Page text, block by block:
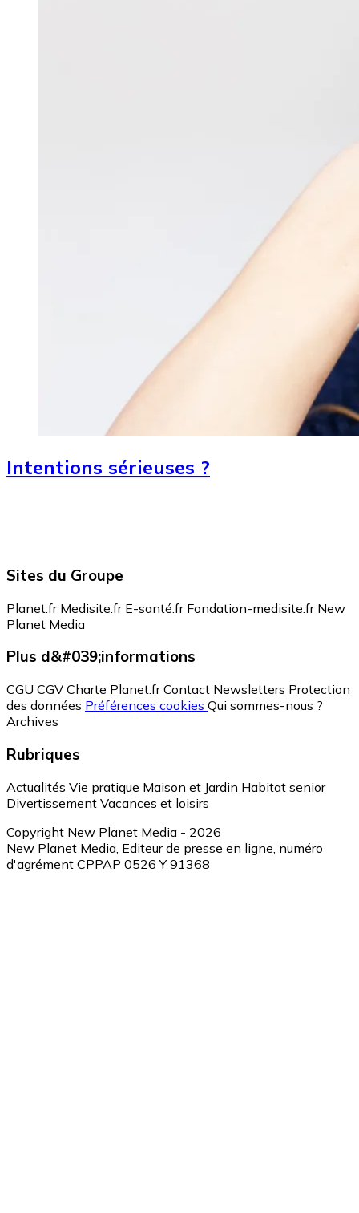
Intentions sérieuses ?
Sites du Groupe
Planet.fr Medisite.fr E-santé.fr Fondation-medisite.fr New
Planet Media
Plus d&#039;informations
CGU CGV Charte Planet.fr Contact Newsletters Protection
des données Préférences cookies Qui sommes-nous ?
Archives
Rubriques
Actualités Vie pratique Maison et Jardin Habitat senior
Divertissement Vacances et loisirs
Copyright New Planet Media - 2026
New Planet Media, Editeur de presse en ligne, numéro
d'agrément CPPAP 0526 Y 91368